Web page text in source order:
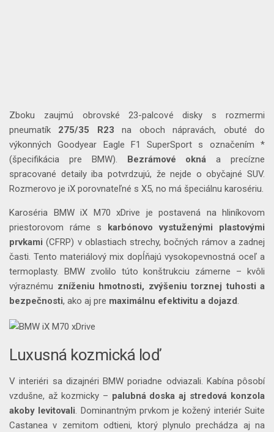
Zboku zaujmú obrovské 23-palcové disky s rozmermi
pneumatík 275/35 R23 na oboch nápravách, obuté do
výkonných Goodyear Eagle F1 SuperSport s označením *
(špecifikácia pre BMW). Bezrámové okná a precízne
spracované detaily iba potvrdzujú, že nejde o obyčajné SUV.
Rozmerovo je iX porovnateľné s X5, no má špeciálnu karosériu.
Karoséria BMW iX M70 xDrive je postavená na hliníkovom
priestorovom ráme s karbónovo vystuženými plastovými
prvkami (CFRP) v oblastiach strechy, bočných rámov a zadnej
časti. Tento materiálový mix dopĺňajú vysokopevnostná oceľ a
termoplasty. BMW zvolilo túto konštrukciu zámerne – kvôli
výraznému zníženiu hmotnosti, zvýšeniu torznej tuhosti a
bezpečnosti, ako aj pre maximálnu efektivitu a dojazd.
Luxusná kozmická loď
V interiéri sa dizajnéri BMW poriadne odviazali. Kabína pôsobí
vzdušne, až kozmicky – palubná doska aj stredová konzola
akoby levitovali. Dominantným prvkom je kožený interiér Suite
Castanea v zemitom odtieni, ktorý plynulo prechádza aj na